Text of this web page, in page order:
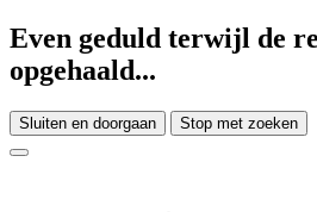
Even geduld terwijl de
opgehaald...
Sluiten en doorgaan Stop met zoeken